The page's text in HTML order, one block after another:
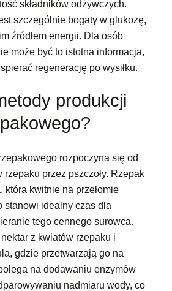
składników odżywczych.
szczególnie bogaty w glukozę,
źródłem energii. Dla osób
może być to istotna informacja,
regenerację po wysiłku.
produkcji
rozpoczyna się od
przez pszczoły. Rzepak
która kwitnie na przełomie
stanowi idealny czas dla
tego cennego surowca.
z kwiatów rzepaku i
gdzie przetwarzają go na
na dodawaniu enzymów
nadmiaru wody, co